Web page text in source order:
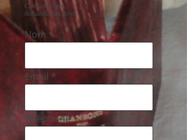
Contactez-moi,
demandez un devis
Nom
Email
Téléphone